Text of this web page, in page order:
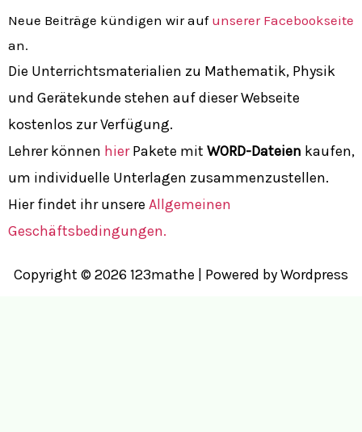
Neue Beiträge kündigen wir auf unserer Facebookseite
an.
Die Unterrichtsmaterialien zu Mathematik, Physik
und Gerätekunde stehen auf dieser Webseite
kostenlos zur Verfügung.
Lehrer können hierPakete mit WORD-Dateien kaufen,
um individuelle Unterlagen zusammenzustellen.
Hier findet ihr unsere Allgemeinen
Geschäftsbedingungen.
Copyright © 2026 123mathe | Powered by Wordpress